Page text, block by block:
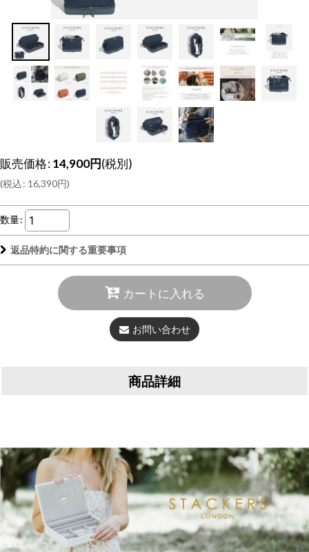
販売価格:14,900円(税別)
(税込: 16,390円)
数量:
返品特約に関する重要事項
カートに入れる
お問い合わせ
商品詳細